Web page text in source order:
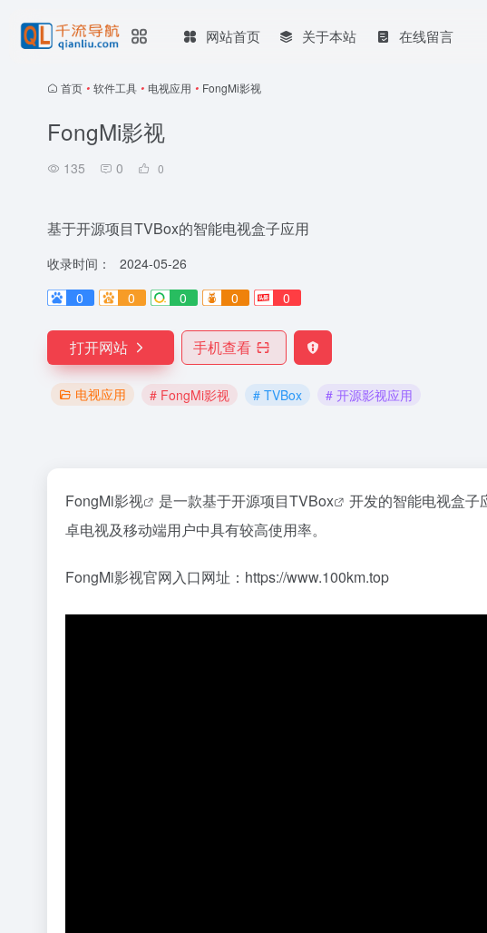
网站首页 关于本站 在线留言
首页 • 软件工具 • 电视应用 • FongMi影视
FongMi影视
135 0 0
基于开源项目TVBox的智能电视盒子应用
收录时间：
2024-05-26
0
0 0 0 0
打开网站 手机查看
电视应用 # FongMi影视 # TVBox # 开源影视应用
FongMi影视 是一款基于开源项目TVBox
开发的智能电视盒子
卓电视及移动端用户中具有较高使用率。
FongMi影视官网入口网址：https://www.100km.top